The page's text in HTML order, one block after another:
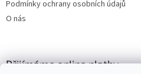
Podmínky ochrany osobních údajů
O nás
Přijímáme online platby